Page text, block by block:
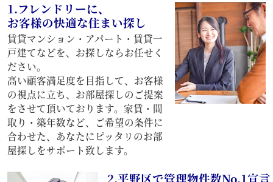
1.フレンドリーに、
お客様の快適な住まい探し
賃貸マンション・アパート・賃貸一
戸建てなどを、お探しならお任せく
ださい。
高い顧客満足度を目指して、お客様
の視点に立ち、お部屋探しのご提案
をさせて頂いております。家賃・間
取り・築年数など、ご希望の条件に
合わせた、あなたにピッタリのお部
屋探しをサポート致します。
2.平野区で管理物件数No.1宣言